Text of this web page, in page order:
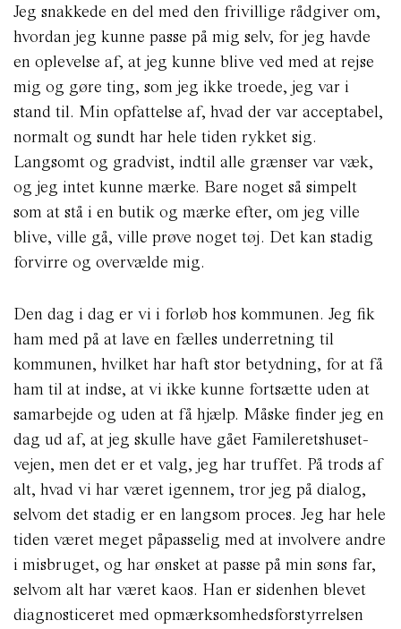
Jeg snakkede en del med den frivillige rådgiver om,
hvordan jeg kunne passe på mig selv, for jeg havde
en oplevelse af, at jeg kunne blive ved med at rejse
mig og gøre ting, som jeg ikke troede, jeg var i
stand til. Min opfattelse af, hvad der var acceptabel,
normalt og sundt har hele tiden rykket sig.
Langsomt og gradvist, indtil alle grænser var væk,
og jeg intet kunne mærke. Bare noget så simpelt
som at stå i en butik og mærke efter, om jeg ville
blive, ville gå, ville prøve noget tøj. Det kan stadig
forvirre og overvælde mig.
Den dag i dag er vi i forløb hos kommunen. Jeg fik
ham med på at lave en fælles underretning til
kommunen, hvilket har haft stor betydning, for at få
ham til at indse, at vi ikke kunne fortsætte uden at
samarbejde og uden at få hjælp. Måske finder jeg en
dag ud af, at jeg skulle have gået Famileretshuset-
vejen, men det er et valg, jeg har truffet. På trods af
alt, hvad vi har været igennem, tror jeg på dialog,
selvom det stadig er en langsom proces. Jeg har hele
tiden været meget påpasselig med at involvere andre
i misbruget, og har ønsket at passe på min søns far,
selvom alt har været kaos. Han er sidenhen blevet
diagnosticeret med opmærksomhedsforstyrrelsen